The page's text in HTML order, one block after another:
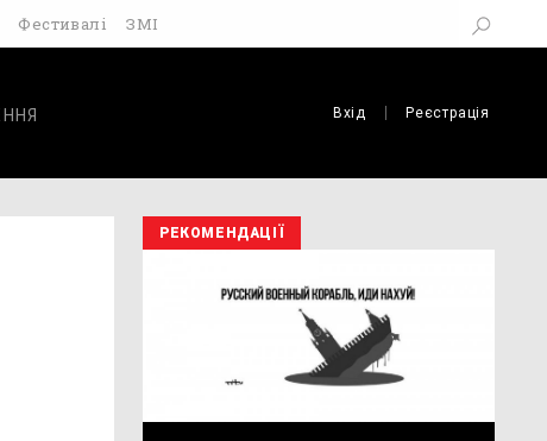
Фестивалі ЗМІ
Вхід Реєстрація
РЕКОМЕНДАЦІЇ